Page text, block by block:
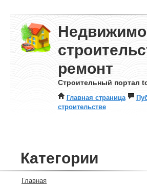
ремонт
Строительный портал
Главная страница
строительстве
Категории
Главная